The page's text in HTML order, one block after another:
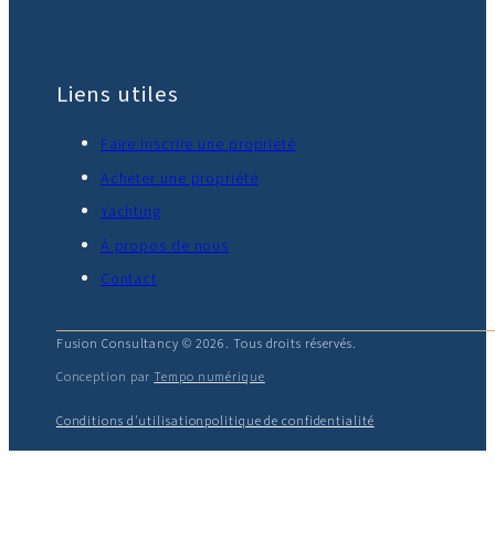
Liens utiles
Faire inscrire une propriété
Acheter une propriété
Yachting
À propos de nous
Contact
Fusion Consultancy © 2026. Tous droits réservés.
Conception par Tempo numérique
Conditions d'utilisationpolitique de confidentialité